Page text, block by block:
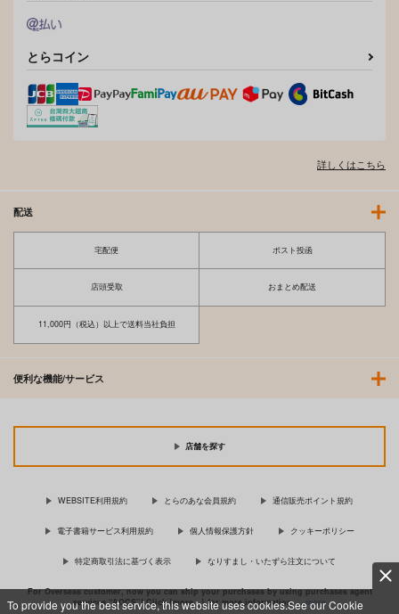
To provide you the best service, this website uses cookies.See our Cookie
とらコイン
詳しくはこちら
配送
宅配便 ポスト投函
店頭受取 おまとめ配送
11,000円（税込）以上で送料当社負担
便利な機能/サービス
店舗を探す
WEBSITE利用規約 とらのあな会員規約 通信販売ポイント規約
電子書籍サービス利用規約 個人情報保護方針 クッキーポリシー
特定商取引法に基づく表示 なりすまし・いたずら注文について
For Overseas customer, now you can ship your purchases by using purchases agent
services “AOCS”! Click {more…} for more information …more